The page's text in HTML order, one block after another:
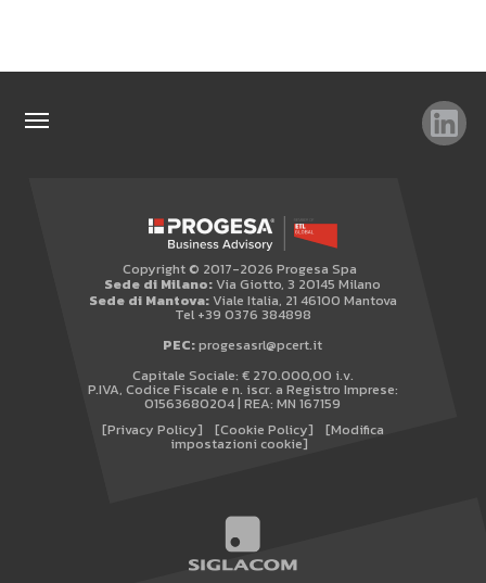
AREA RISERVATA
WHISTLEBLOWING
Copyright © 2017-2026 Progesa Spa
Sede di Milano:Via Giotto, 3 20145 Milano
Sede di Mantova:Viale Italia, 21 46100 Mantova
Tel +39 0376 384898
PEC:progesasrl@pcert.it
Capitale Sociale: € 270.000,00 i.v.
P.IVA, Codice Fiscale e n. iscr. a Registro Imprese:
01563680204 | REA: MN 167159
[Privacy Policy]
[Cookie Policy] [Modifica
impostazioni cookie]